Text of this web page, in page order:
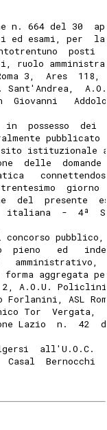
n. 664 del 30
ed esami, per
posti
ruolo
3,  Ares  118,
Giovanni
possesso  dei
sito istituzionale
delle  domande
giorno
del  presente
italiana  -  4ª
concorso
pieno   ed
aggregata
2, A.O.U.
Forlanini, ASL
Tor  Vergata,
Lazio  n.  42
all'U.O.C.
Casal